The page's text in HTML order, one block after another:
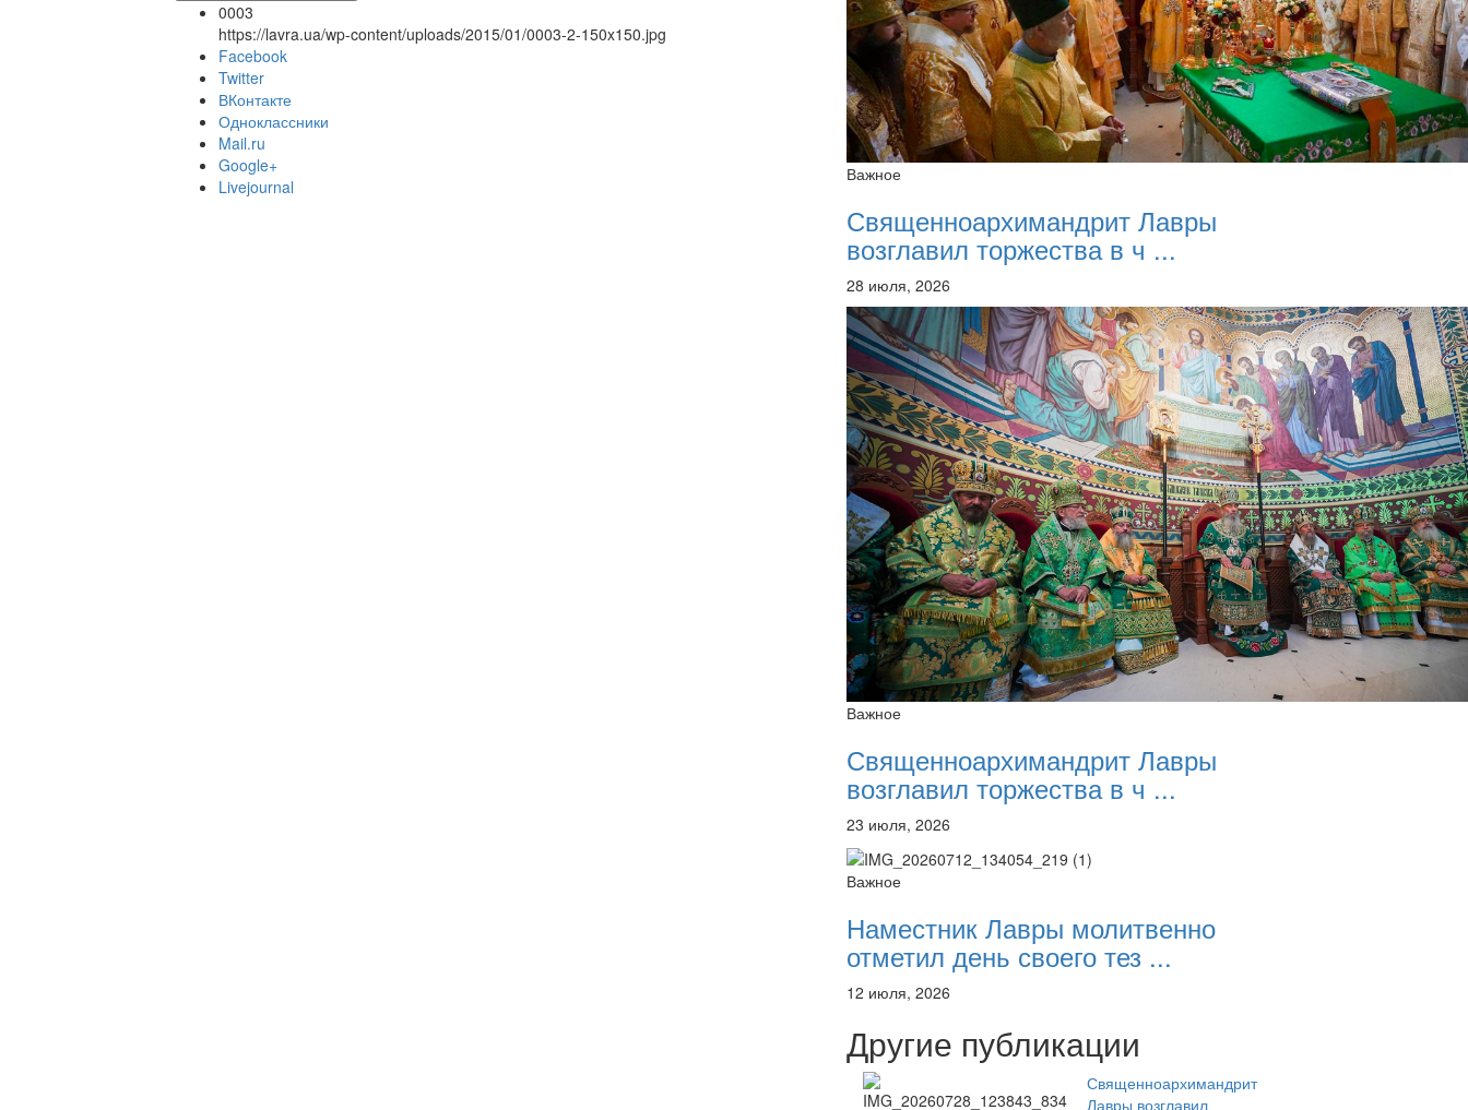
0003
https://lavra.ua/wp-content/uploads/2015/01/0003-2-150x150.jpg
Facebook
Twitter
ВКонтакте
Одноклассники
Mail.ru
Google+
Livejournal
Важное
Священноархимандрит Лавры
возглавил торжества в ч ...
28 июля, 2026
Важное
Священноархимандрит Лавры
возглавил торжества в ч ...
23 июля, 2026
Важное
Наместник Лавры молитвенно
отметил день своего тез ...
12 июля, 2026
Другие публикации
Священноархимандрит
Лавры возглавил